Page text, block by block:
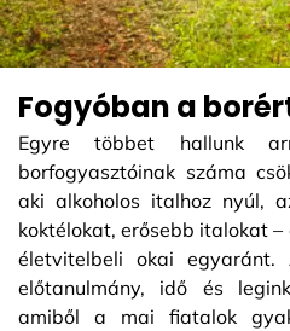
Fogyóban a
Egyre többet hallunk
borfogyasztóinak száma
aki alkoholos italhoz nyúl,
koktélokat, erősebb italokat
életvitelbeli okai egyaránt.
előtanulmány, idő és
amiből a mai fiatalok